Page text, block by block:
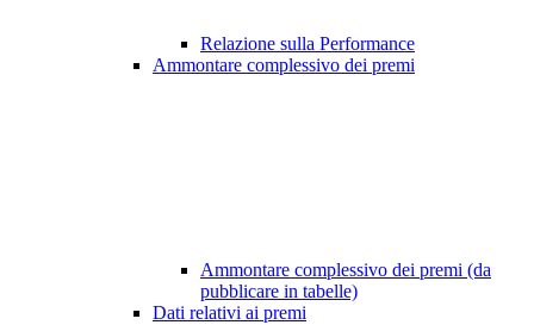
Relazione sulla Performance
Ammontare complessivo dei premi
Ammontare complessivo dei premi (da
pubblicare in tabelle)
Dati relativi ai premi